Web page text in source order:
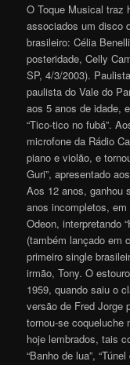
O Toque Musical traz
associados um disco
brasileiro: Célia
posteridade, Celly
SP, 4/3/2003).
paulista do Vale do
aos 5 anos de idade,
“Tico-tico no fubá”.
microfone da Rádio
piano e violão, e
Guri”, apresentado
Aos 12 anos, ganhou
anos incompletos,
Odeon, interpretando
(também lançado em
primeiro single
irmão, Tony. O
1959, quando saiu o
versão de Fred Jorge
tornou-se
hoje lembrados, tais
“Banho de lua”,